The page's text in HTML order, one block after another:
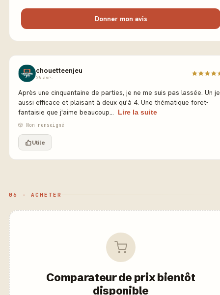
Donner mon avis
chouetteenjeu
26 avr.
Après une cinquantaine de parties, je ne me suis pas lassée. Un
aussi efficace et plaisant à deux qu'à 4. Une thématique foret-
fantaisie que j'aime beaucoup...
Lire la suite
🎲 Non renseigné
Utile
06 - ACHETER
Comparateur de prix bientôt
disponible